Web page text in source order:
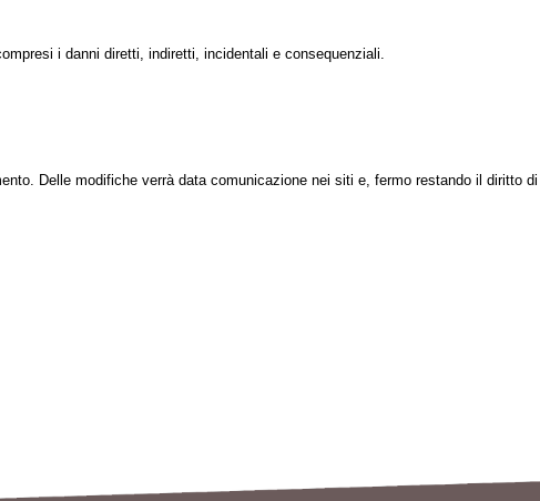
i danni diretti, indiretti, incidentali e consequenziali.
Delle modifiche verrà data comunicazione nei siti e, fermo restando il diritto